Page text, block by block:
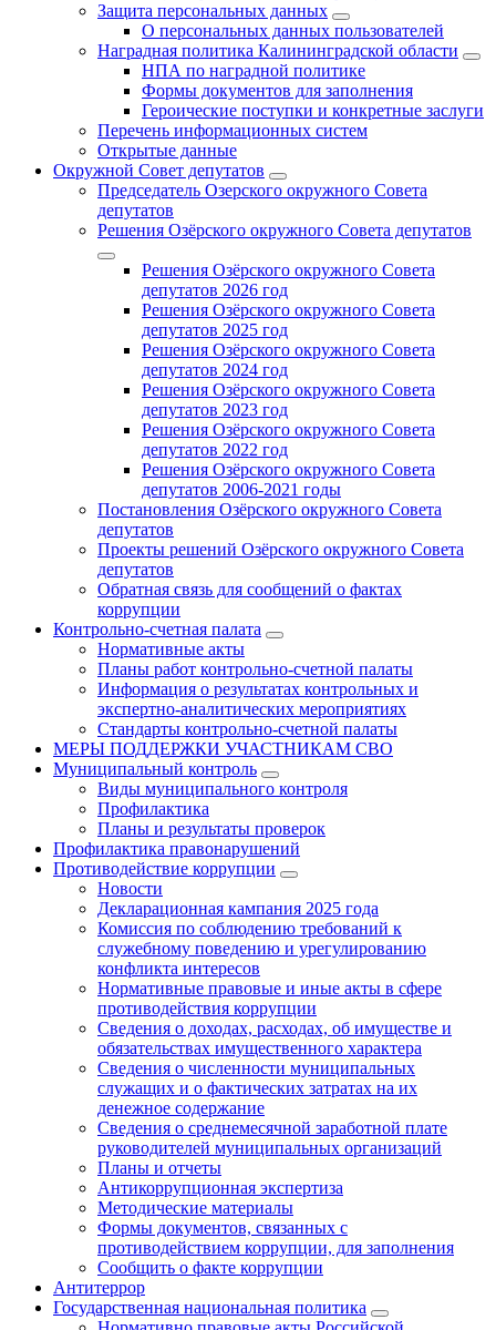
Защита персональных данных
О персональных данных пользователей
Наградная политика Калининградской области
НПА по наградной политике
Формы документов для заполнения
Героические поступки и конкретные заслуги
Перечень информационных систем
Открытые данные
Окружной Совет депутатов
Председатель Озерского окружного Совета
депутатов
Решения Озёрского окружного Совета депутатов
Решения Озёрского окружного Совета
депутатов 2026 год
Решения Озёрского окружного Совета
депутатов 2025 год
Решения Озёрского окружного Совета
депутатов 2024 год
Решения Озёрского окружного Совета
депутатов 2023 год
Решения Озёрского окружного Совета
депутатов 2022 год
Решения Озёрского окружного Совета
депутатов 2006-2021 годы
Постановления Озёрского окружного Совета
депутатов
Проекты решений Озёрского окружного Совета
депутатов
Обратная связь для сообщений о фактах
коррупции
Контрольно-счетная палата
Нормативные акты
Планы работ контрольно-счетной палаты
Информация о результатах контрольных и
экспертно-аналитических мероприятиях
Стандарты контрольно-счетной палаты
МЕРЫ ПОДДЕРЖКИ УЧАСТНИКАМ СВО
Муниципальный контроль
Виды муниципального контроля
Профилактика
Планы и результаты проверок
Профилактика правонарушений
Противодействие коррупции
Новости
Декларационная кампания 2025 года
Комиссия по соблюдению требований к
служебному поведению и урегулированию
конфликта интересов
Нормативные правовые и иные акты в сфере
противодействия коррупции
Сведения о доходах, расходах, об имуществе и
обязательствах имущественного характера
Сведения о численности муниципальных
служащих и о фактических затратах на их
денежное содержание
Сведения о среднемесячной заработной плате
руководителей муниципальных организаций
Планы и отчеты
Антикоррупционная экспертиза
Методические материалы
Формы документов, связанных с
противодействием коррупции, для заполнения
Сообщить о факте коррупции
Антитеррор
Государственная национальная политика